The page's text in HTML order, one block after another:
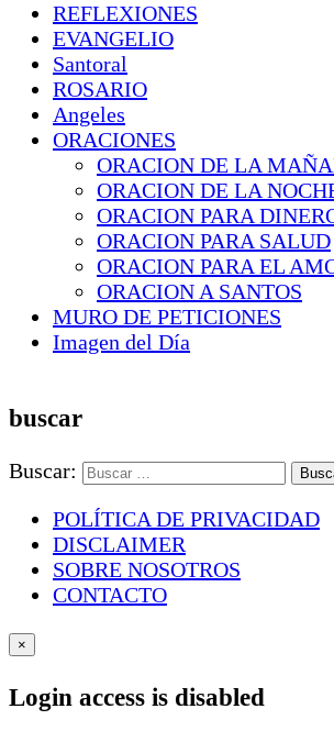
REFLEXIONES
EVANGELIO
Santoral
ROSARIO
Angeles
ORACIONES
ORACION DE LA
ORACION DE LA
ORACION PARA
ORACION PARA SALUD
ORACION PARA EL
ORACION A SANTOS
MURO DE PETICIONES
Imagen del Día
buscar
Buscar:
POLÍTICA DE PRIVACIDAD
DISCLAIMER
SOBRE NOSOTROS
CONTACTO
×
Login access is disabled